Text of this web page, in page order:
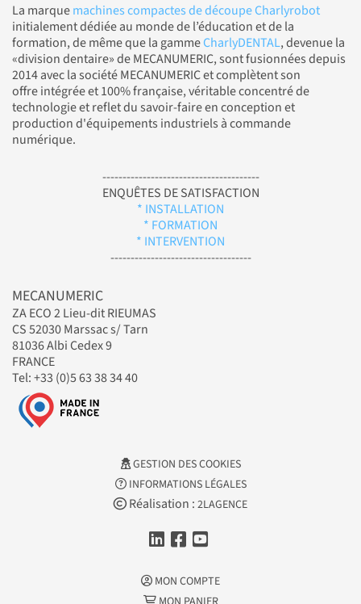
La marquemachines compactes de découpe Charlyrobot
initialement dédiée au monde de l’éducation et de la
formation, de même que la gammeCharlyDENTAL, devenue la
«division dentaire» de MECANUMERIC, sont fusionnées depuis
2014 avec la société MECANUMERIC et complètent son
offre intégrée et 100% française, véritable concentré de
technologie et reflet du savoir-faire en conception et
production d'équipements industriels à commande
numérique.
---------------------------------------
ENQUÊTES DE SATISFACTION
* INSTALLATION
* FORMATION
* INTERVENTION
-----------------------------------
MECANUMERIC
ZA ECO 2 Lieu-dit RIEUMAS
CS 52030 Marssac s/ Tarn
81036 Albi Cedex 9
FRANCE
Tel: +33 (0)5 63 38 34 40
GESTION DES COOKIES
INFORMATIONS LÉGALES
Réalisation : 2LAGENCE
MON COMPTE